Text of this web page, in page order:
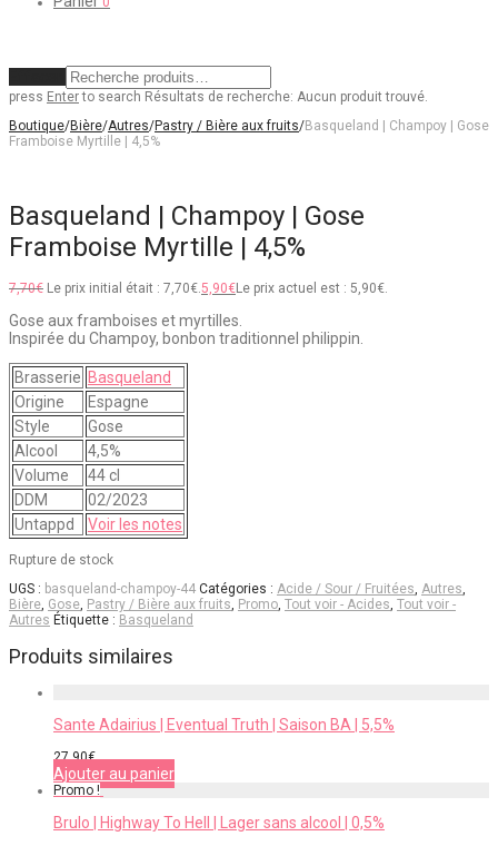
press Enterto search Résultats de recherche: Aucun produit trouvé.
Boutique/Bière/Autres/Pastry / Bière aux fruits/Basqueland | Champoy | Gose
Framboise Myrtille | 4,5%
Basqueland | Champoy | Gose
Framboise Myrtille | 4,5%
7,70€ Le prix initial était : 7,70€.5,90€Le prix actuel est : 5,90€.
Gose aux framboises et myrtilles.
Inspirée du Champoy, bonbon traditionnel philippin.
Brasserie Basqueland
Origine
Espagne
Style
Gose
Alcool
4,5%
Volume
44 cl
DDM
02/2023
Untappd
Voir les notes
Rupture de stock
UGS : basqueland-champoy-44 Catégories : Acide / Sour / Fruitées, Autres,
Bière, Gose, Pastry / Bière aux fruits, Promo, Tout voir - Acides, Tout voir -
Autres Étiquette : Basqueland
Produits similaires
Sante Adairius | Eventual Truth | Saison BA | 5,5%
27,90€
Ajouter au panier
Promo !
Brulo | Highway To Hell | Lager sans alcool | 0,5%